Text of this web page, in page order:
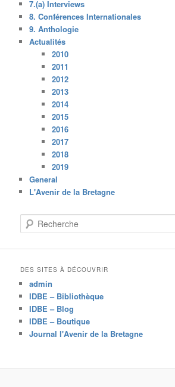
7.(a) Interviews
8. Conférences Internationales
9. Anthologie
Actualités
2010
2011
2012
2013
2014
2015
2016
2017
2018
2019
General
L'Avenir de la Bretagne
e
e
c
h
e
DES SITES À DÉCOUVRIR
admin
IDBE – Bibliothèque
IDBE – Blog
IDBE – Boutique
Journal l'Avenir de la Bretagne